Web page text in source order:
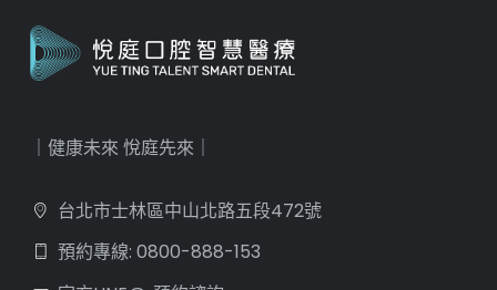
｜健康未來 悅庭先來｜
台北市士林區中山北路五段472號
預約專線: 0800-888-153